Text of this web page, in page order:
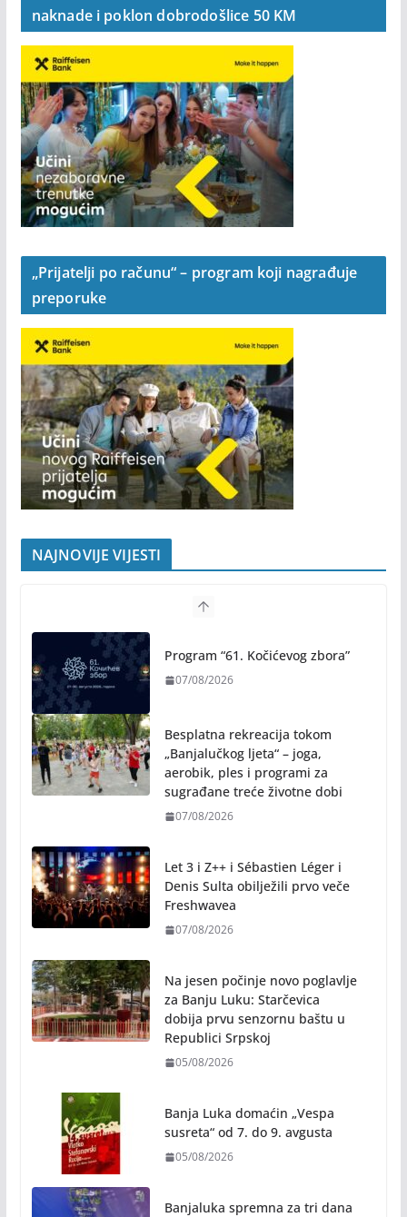
naknade i poklon dobrodošlice 50 KM
„Prijatelji po računu“ – program koji nagrađuje
preporuke
NAJNOVIJE VIJESTI
Program “61. Kočićevog zbora”
07/08/2026
Besplatna rekreacija tokom
„Banjalučkog ljeta“ – joga,
aerobik, ples i programi za
sugrađane treće životne dobi
07/08/2026
Let 3 i Z++ i Sébastien Léger i
Denis Sulta obilježili prvo veče
Freshwavea
07/08/2026
Na jesen počinje novo poglavlje
za Banju Luku: Starčevica
dobija prvu senzornu baštu u
Republici Srpskoj
05/08/2026
Banja Luka domaćin „Vespa
susreta“ od 7. do 9. avgusta
05/08/2026
Banjaluka spremna za tri dana